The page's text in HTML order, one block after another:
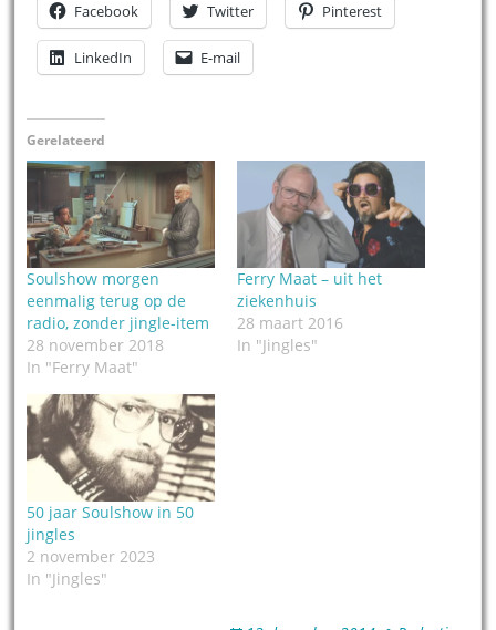
Facebook Twitter Pinterest
LinkedIn E-mail
Gerelateerd
Soulshow morgen
eenmalig terug op de
radio, zonder jingle-item
28 november 2018
In "Ferry Maat"
Ferry Maat – uit het
ziekenhuis
28 maart 2016
In "Jingles"
50 jaar Soulshow in 50
jingles
2 november 2023
In "Jingles"